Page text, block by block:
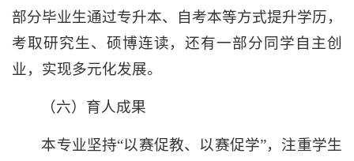
部分毕业生通过专升本、自考本等方式提升学历，
考取研究生、硕博连读，还有一部分同学自主创
业，实现多元化发展。
（六）育人成果
本专业坚持“以赛促教、以赛促学”，注重学生